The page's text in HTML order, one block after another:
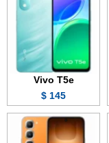
Vivo T5e
145 $